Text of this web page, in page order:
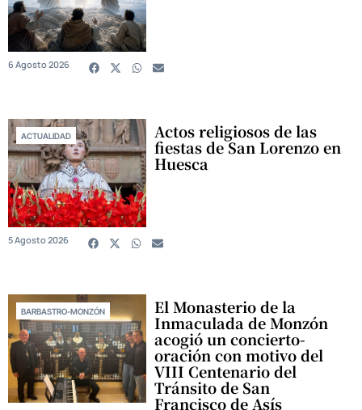
6 Agosto 2026
ACTUALIDAD Actos religiosos de las
fiestas de San Lorenzo en
Huesca
5 Agosto 2026
BARBASTRO-MONZÓN El Monasterio de la
Inmaculada de Monzón
acogió un concierto-
oración con motivo del
VIII Centenario del
Tránsito de San
Francisco de Asís